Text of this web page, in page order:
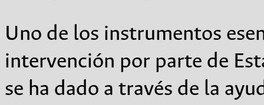
Uno de los instrumentos
intervención por parte de
se ha dado a través de la